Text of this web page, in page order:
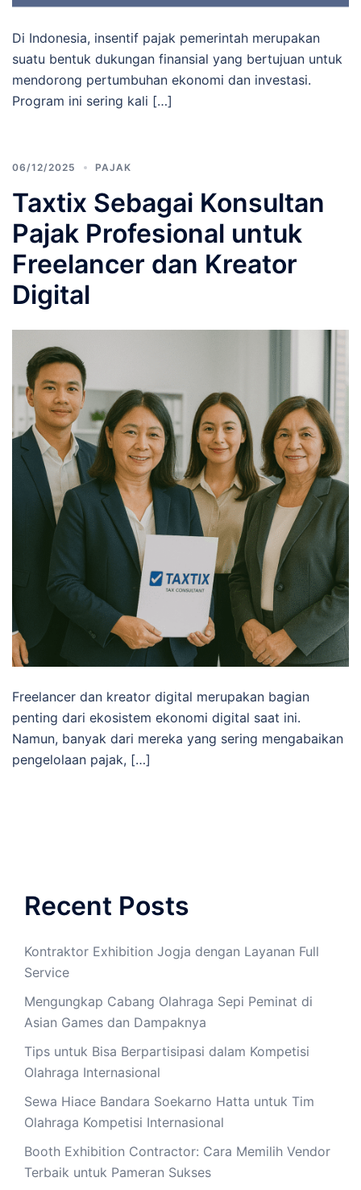
Di Indonesia, insentif pajak pemerintah merupakan
suatu bentuk dukungan finansial yang bertujuan untuk
mendorong pertumbuhan ekonomi dan investasi.
Program ini sering kali […]
06/12/2025 PAJAK
Taxtix Sebagai Konsultan
Pajak Profesional untuk
Freelancer dan Kreator
Digital
Freelancer dan kreator digital merupakan bagian
penting dari ekosistem ekonomi digital saat ini.
Namun, banyak dari mereka yang sering mengabaikan
pengelolaan pajak, […]
Recent Posts
Kontraktor Exhibition Jogja dengan Layanan Full
Service
Mengungkap Cabang Olahraga Sepi Peminat di
Asian Games dan Dampaknya
Tips untuk Bisa Berpartisipasi dalam Kompetisi
Olahraga Internasional
Sewa Hiace Bandara Soekarno Hatta untuk Tim
Olahraga Kompetisi Internasional
Booth Exhibition Contractor: Cara Memilih Vendor
Terbaik untuk Pameran Sukses